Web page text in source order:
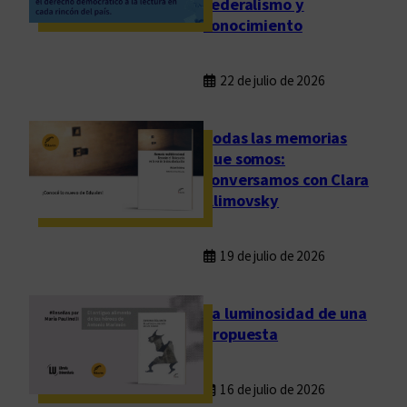
a
l
conocimiento
22 de julio de 2026
Todas las memorias
que somos:
conversamos con Clara
Klimovsky
19 de julio de 2026
La luminosidad de una
propuesta
16 de julio de 2026